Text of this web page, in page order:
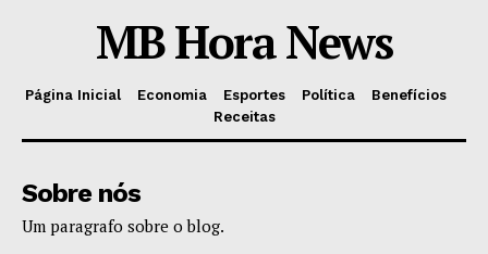
MB Hora News
Página Inicial Economia Esportes Política
Benefícios
Receitas
Sobre nós
Um paragrafo sobre o blog.